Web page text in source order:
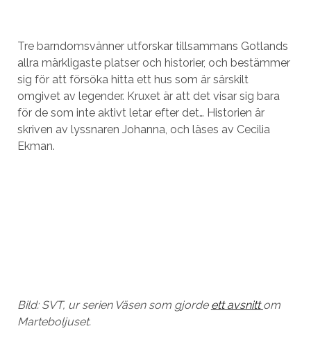
Tre barndomsvänner utforskar tillsammans Gotlands
allra märkligaste platser och historier, och bestämmer
sig för att försöka hitta ett hus som är särskilt
omgivet av legender. Kruxet är att det visar sig bara
för de som inte aktivt letar efter det… Historien är
skriven av lyssnaren Johanna, och läses av Cecilia
Ekman.
Bild: SVT, ur serien Väsen som gjorde ett avsnittom
Marteboljuset.